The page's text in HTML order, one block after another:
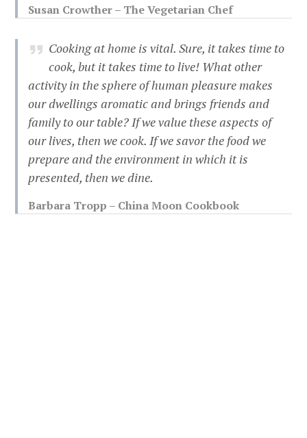
Susan Crowther – The Vegetarian Chef
Cooking at home is vital. Sure, it takes time to
cook, but it takes time to live! What other
activity in the sphere of human pleasure makes
our dwellings aromatic and brings friends and
family to our table? If we value these aspects of
our lives, then we cook. If we savor the food we
prepare and the environment in which it is
presented, then we dine.
Barbara Tropp – China Moon Cookbook